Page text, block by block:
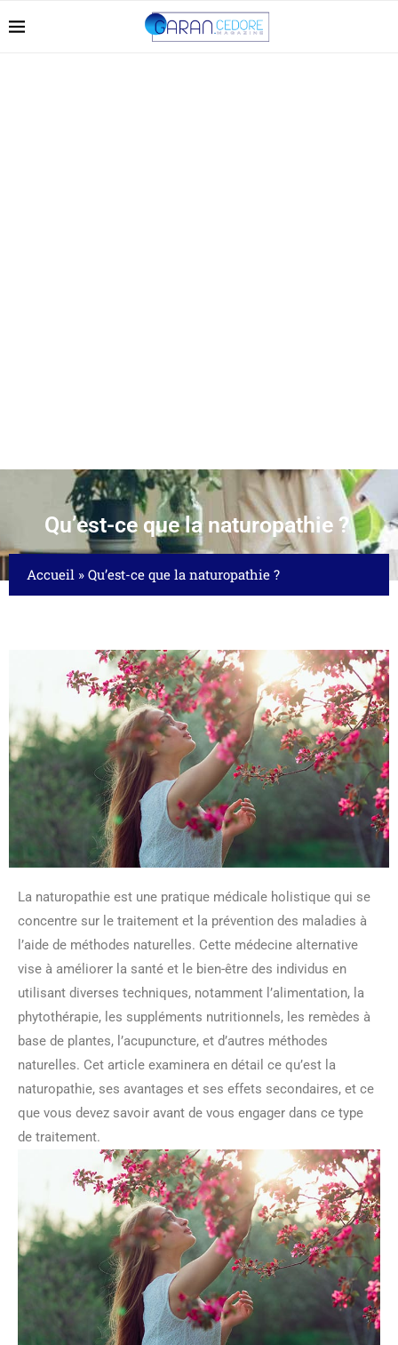
Qu’est-ce que la naturopathie ?
Accueil » Qu’est-ce que la naturopathie ?
La naturopathie est une pratique médicale holistique qui se
concentre sur le traitement et la prévention des maladies à
l’aide de méthodes naturelles. Cette médecine alternative
vise à améliorer la santé et le bien-être des individus en
utilisant diverses techniques, notamment l’alimentation, la
phytothérapie, les suppléments nutritionnels, les remèdes à
base de plantes, l’acupuncture, et d’autres méthodes
naturelles. Cet article examinera en détail ce qu’est la
naturopathie, ses avantages et ses effets secondaires, et ce
que vous devez savoir avant de vous engager dans ce type
de traitement.